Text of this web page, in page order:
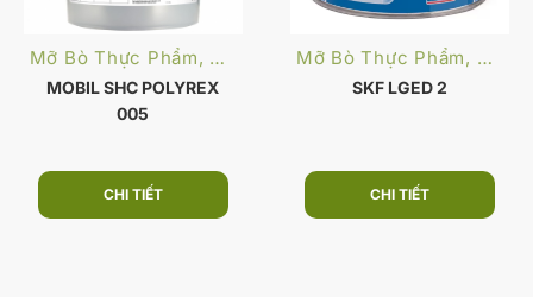
Mỡ Bò Thực Phẩm, Dược Phẩm
MOBIL SHC POLYREX
005
CHI TIẾT
Mỡ Bò Thực Phẩm, Dược Phẩm
SKF LGED 2
CHI TIẾT